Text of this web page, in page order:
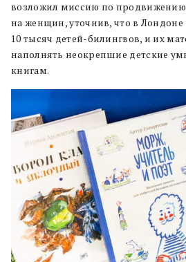
возложил миссию по продвижению
на женщин, уточнив, что в Лондоне
10 тысяч детей-билингвов, и их
наполнять неокрепшие детские
книгам.